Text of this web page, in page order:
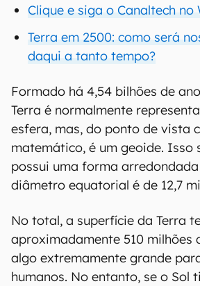
Clique e siga o Canaltech no
Terra em 2500: como será
daqui a tanto tempo?
Formado há 4,54 bilhões de
Terra é normalmente
esfera, mas, do ponto de vista
matemático, é um geoide. Isso
possui uma forma
diâmetro equatorial é de 12,7
No total, a superfície da Terra
aproximadamente 510 milhões
algo extremamente grande
humanos. No entanto, se o Sol